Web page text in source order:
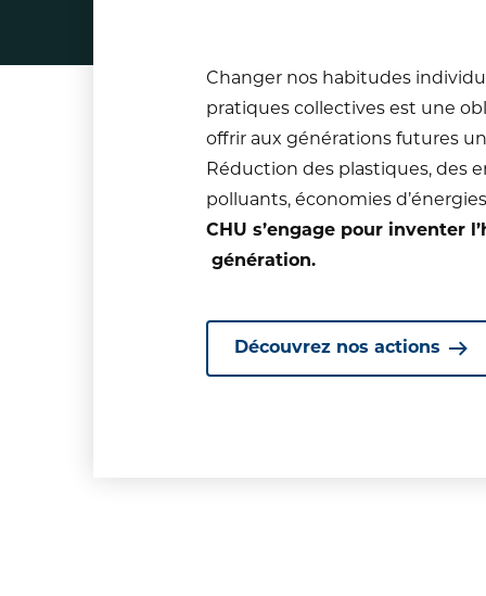
Changer nos habitudes
pratiques collectives est une
offrir aux générations futures
Réduction des plastiques, des
polluants, économies
CHU s’engage pour inventer
génération.
Découvrez nos actions